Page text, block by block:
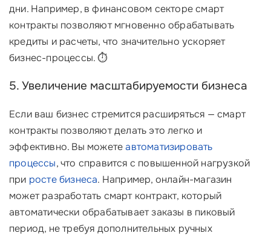
дни. Например, в финансовом секторе смарт
контракты позволяют мгновенно обрабатывать
кредиты и расчеты, что значительно ускоряет
бизнес-процессы. ⏱️
5. Увеличение масштабируемости бизнеса
Если ваш бизнес стремится расширяться — смарт
контракты позволяют делать это легко и
эффективно. Вы можетеавтоматизировать
процессы, что справится с повышенной нагрузкой
при росте бизнеса. Например, онлайн-магазин
может разработать смарт контракт, который
автоматически обрабатывает заказы в пиковый
период, не требуя дополнительных ручных